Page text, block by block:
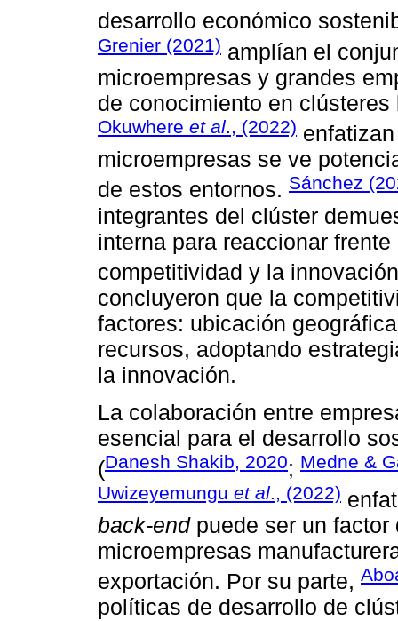
desarrollo económico
Grenier (2021) amplían el
microempresas y grandes
de conocimiento en
Okuwhere et al., (2022)
microempresas se ve
de estos entornos. Sánchez
integrantes del clúster
interna para reaccionar
competitividad y la
concluyeron que la
factores: ubicación
recursos, adoptando
la innovación.
La colaboración entre
esencial para el desarrollo
(Danesh Shakib, 2020; Medne &
Uwizeyemungu et al ., (2022)
back-endpuede ser un factor
microempresas
exportación. Por su parte,
políticas de desarrollo de